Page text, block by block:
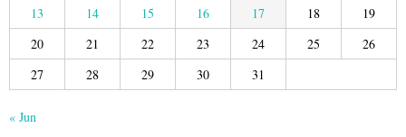
13
14 15 16 17 18
19
20
21 22 23 24 25
26
27
28 29 30 31
« Jun